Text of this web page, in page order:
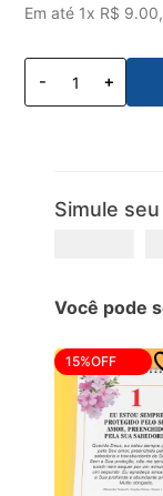
Em até 1x R$ 9.00
Simule
Você pode
15%OFF